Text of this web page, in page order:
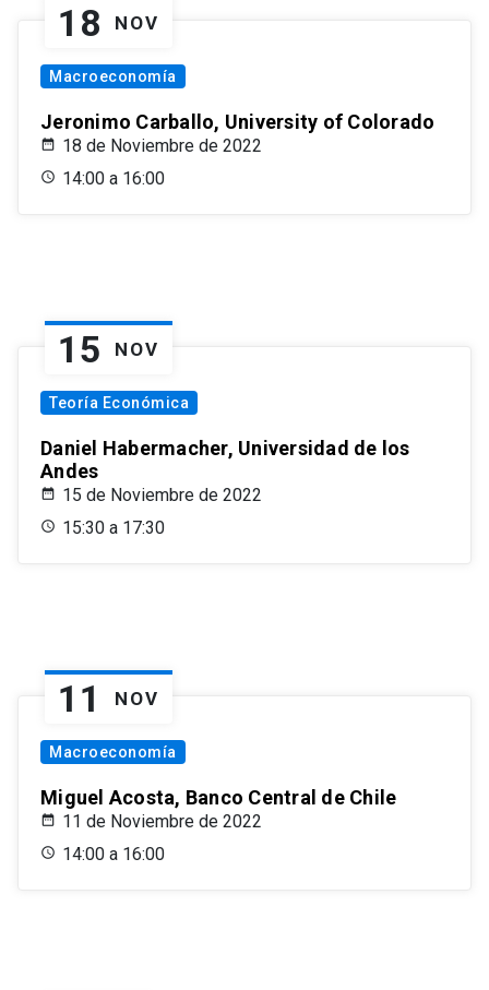
18 NOV
Macroeconomía
Jeronimo Carballo, University of Colorado
18 de Noviembre de 2022
14:00 a 16:00
15 NOV
Teoría Económica
Daniel Habermacher, Universidad de los
Andes
15 de Noviembre de 2022
15:30 a 17:30
11 NOV
Macroeconomía
Miguel Acosta, Banco Central de Chile
11 de Noviembre de 2022
14:00 a 16:00